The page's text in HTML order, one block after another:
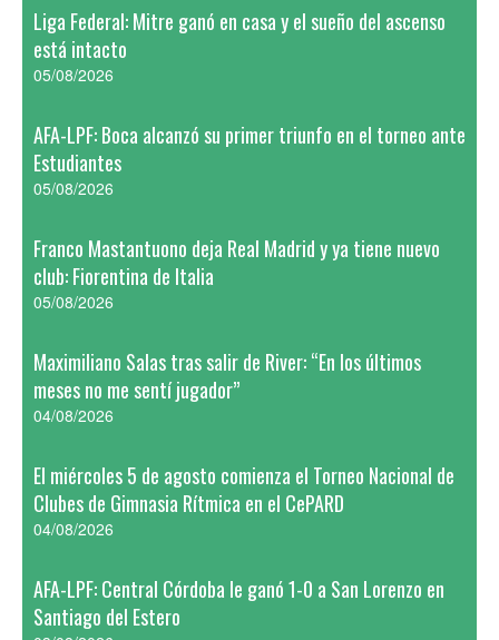
Liga Federal: Mitre ganó en casa y el sueño del ascenso
está intacto
05/08/2026
AFA-LPF: Boca alcanzó su primer triunfo en el torneo ante
Estudiantes
05/08/2026
Franco Mastantuono deja Real Madrid y ya tiene nuevo
club: Fiorentina de Italia
05/08/2026
Maximiliano Salas tras salir de River: “En los últimos
meses no me sentí jugador”
04/08/2026
El miércoles 5 de agosto comienza el Torneo Nacional de
Clubes de Gimnasia Rítmica en el CePARD
04/08/2026
AFA-LPF: Central Córdoba le ganó 1-0 a San Lorenzo en
Santiago del Estero